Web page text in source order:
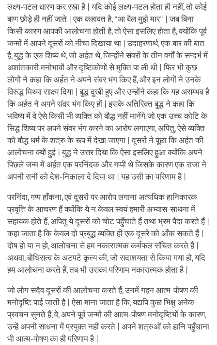
लक्ष्य-पटल धारण कर रखा है | यदि कोई लक्ष्य-पटल होता ही नहीं, तो कोई
बाण छोड़े ही नहीं जाते | एक कहावत है, "आ बैल मुझे मार" | जब बिना
किसी कारण आपकी आलोचना होती है, तो ऐसा इसलिए होता है, क्योंकि पूर्व
जन्मों में आपने दूसरों को नीचा दिखाया था | उदाहरणार्थ, एक बार की बात
है, बुद्ध के एक शिष्य थे, जो अर्हत थे, जिन्होंने संवरों के तीन वर्गों के सन्दर्भ में
अशांतकारी मनोभावों और दृष्टिकोणों से मुक्ति पा ली थी | फिर भी कुछ
लोगों ने कहा कि अर्हत ने अपने संवर भंग किए हैं, और इन लोगों ने उनके
विरुद्ध मिथ्या साक्ष्य दिया | बुद्ध दुखी हुए और उन्होंने कहा कि यह असम्भव है
कि अर्हत ने अपने संवर भंग किए हों | इसके अतिरिक्त बुद्ध ने कहा कि
भविष्य में वे ऐसे किसी भी व्यक्ति को बौद्ध नहीं मानेंगे जो एक उच्च कोटि के
सिद्ध शिष्य पर अपने संवर भंग करने का आरोप लगाएगा, अपितु, ऐसे व्यक्ति
को बौद्ध धर्म के शत्रु के रूप में देखा जाएगा | दूसरों ने पूछा कि अर्हत की
आलोचना क्यों हुई | बुद्ध ने उत्तर दिया कि ऐसा इसलिए हुआ क्योंकि अपने
पिछले जन्म में अर्हत एक परनिंदक और गप्पी थे जिसके कारण एक राजा ने
अपनी रानी को देश-निकाला दे दिया था | यह उसी का परिणाम है |
परनिंदा, गप्प हाँकना, एवं दूसरों पर आरोप लगाना अत्यधिक हानिकारक
प्रवृत्ति के आचरण हैं क्योंकि ये न केवल स्वयं हमारी अभ्यास-साधना में
सहायक होते हैं, अपितु ये दूसरों को चोट पहुँचाते हैं तथा भ्रम पैदा करते हैं |
कहा जाता है कि केवल दो प्रबुद्ध व्यक्ति ही एक दूसरे को आँक सकते हैं |
दोष हो या न हो, आलोचना से हम नकारात्मक कर्मफल संचित करते हैं |
अथवा, बोधिसत्व के अटपटे कृत्य की, जो सदाशयता से किया गया हो, यदि
हम आलोचना करते हैं, तब भी उसका परिणाम नकारात्मक होता है |
जो लोग सदैव दूसरों की आलोचना करते हैं, उनमें गहन आत्म-पोषण की
मनोदृष्टि पाई जाती है | ऐसा माना जाता है कि, यद्यपि कुछ भिक्षु अनेक
प्रवचन सुनते हैं, वे, अपने पूर्व जन्मों की आत्म-पोषण मनोदृष्टियों के कारण,
उन्हें अपनी साधना में प्रयुक्त नहीं करते | अपने शत्रुओं को हानि पहुँचाना
भी आत्म-पोषण का ही परिणाम है |